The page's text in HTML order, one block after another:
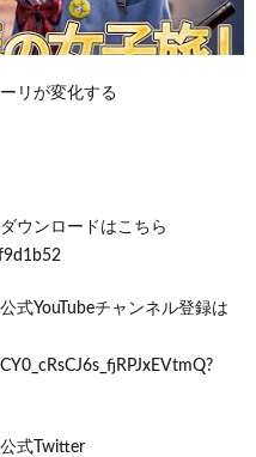
リが変化する
ウンロードはこちら
式YouTubeチャンネル登録は
式Twitter